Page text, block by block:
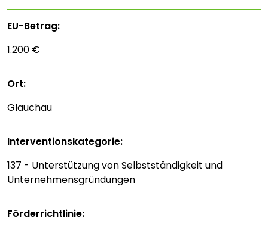
EU-Betrag:
1.200 €
Ort:
Glauchau
Interventions­kategorie:
137 - Unterstützung von Selbstständigkeit und
Unternehmensgründungen
Förderrichtlinie: